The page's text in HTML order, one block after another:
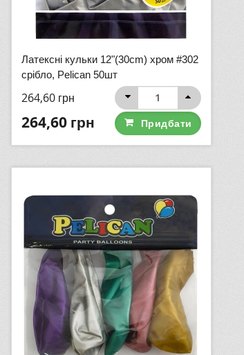
Латексні кульки 12"(30cm) хром #302
срібло, Pelican 50шт
264,60 грн
264,60 грн Придбати